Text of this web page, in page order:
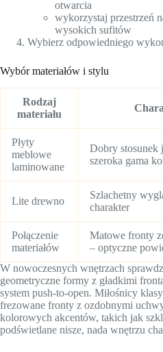
otwarcia
wykorzystaj przestrzeń
wysokich sufitów
Wybierz odpowiedniego
Wybór materiałów i stylu
Rodzaj
materiału
Płyty
meblowe
laminowane
Dobry stosunek
szeroka gama
Lite drewno
Szlachetny
charakter
Połączenie
materiałów
Matowe fronty
– optyczne
W nowoczesnych wnętrzach
geometryczne formy z gładkimi
system push-to-open. Miłośnicy
frezowane fronty z ozdobnymi
kolorowych akcentów, takich jak
podświetlane nisze, nada wnętrzu